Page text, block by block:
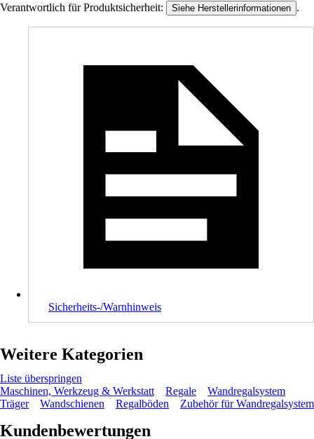
Verantwortlich für Produktsicherheit: Siehe Herstellerinformationen .
Sicherheits-/Warnhinweis
Weitere Kategorien
Liste überspringen
Maschinen, Werkzeug & Werkstatt
Regale
Wandregalsystem
Träger
Wandschienen Regalböden Zubehör für Wandregalsystem
Kundenbewertungen